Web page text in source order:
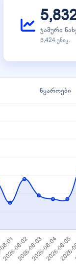
ჯამური
5,424 უნიკ.
წყაროები